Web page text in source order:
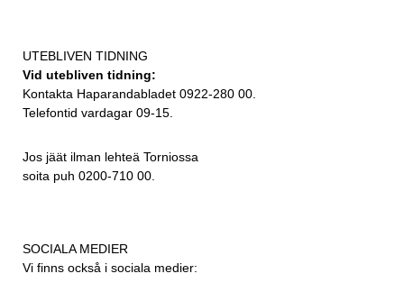
UTEBLIVEN TIDNING
Vid utebliven tidning:
Kontakta Haparandabladet 0922-280 00.
Telefontid vardagar 09-15.
Jos jäät ilman lehteä Torniossa
soita puh 0200-710 00.
SOCIALA MEDIER
Vi finns också i sociala medier: